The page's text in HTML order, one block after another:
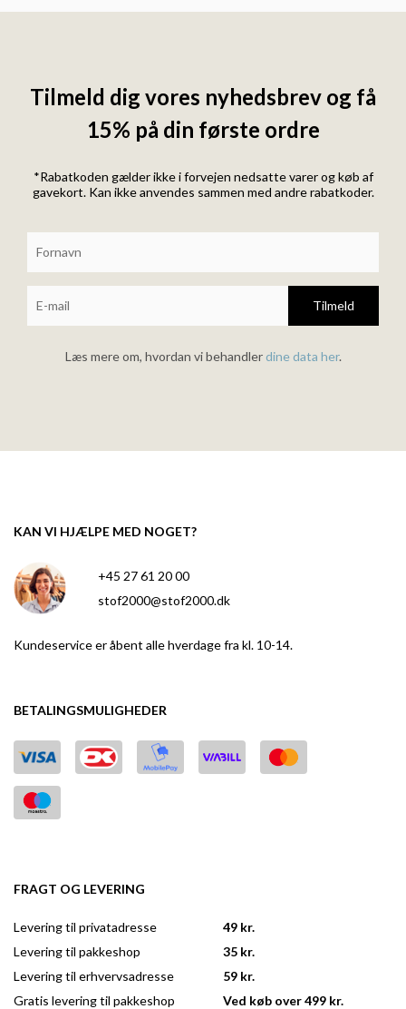
Tilmeld dig vores nyhedsbrev og få
15% på din første ordre
*Rabatkoden gælder ikke i forvejen nedsatte varer og køb af
gavekort. Kan ikke anvendes sammen med andre rabatkoder.
Tilmeld
Læs mere om, hvordan vi behandlerdine data her.
KAN VI HJÆLPE MED NOGET?
+45 27 61 20 00
stof2000@stof2000.dk
Kundeservice er åbent alle hverdage fra kl. 10-14.
BETALINGSMULIGHEDER
FRAGT OG LEVERING
Levering til privatadresse
Levering til pakkeshop
Levering til erhvervsadresse
Gratis levering til pakkeshop
49 kr.
35 kr.
59 kr.
Ved køb over 499 kr.